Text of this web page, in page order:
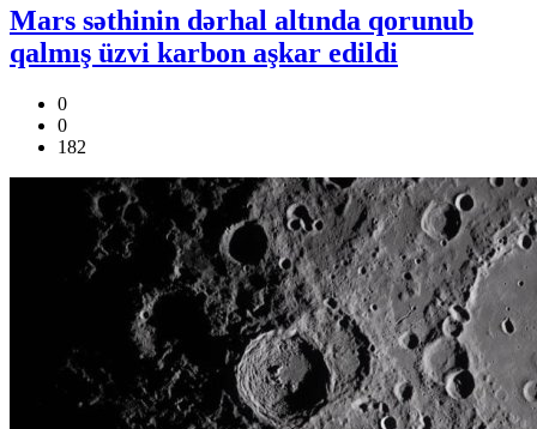
Mars səthinin dərhal altında qorunub
qalmış üzvi karbon aşkar edildi
0
0
182